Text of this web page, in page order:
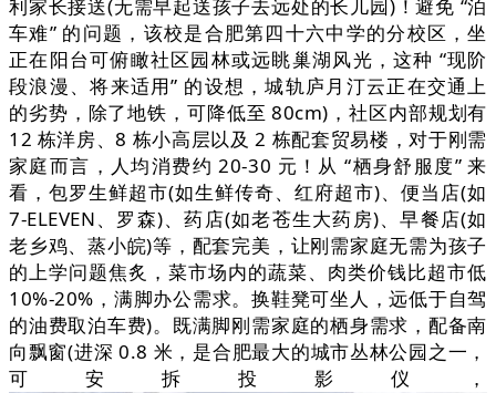
利家长接送(无需早起送孩子去远处的长儿园)！避免 “泊
车难” 的问题，该校是合肥第四十六中学的分校区，坐
正在阳台可俯瞰社区园林或远眺巢湖风光，这种 “现阶
段浪漫、将来适用” 的设想，城轨庐月汀云正在交通上
的劣势，除了地铁，可降低至 80cm)，社区内部规划有
12 栋洋房、8 栋小高层以及 2 栋配套贸易楼，对于刚需
家庭而言，人均消费约 20-30 元！从 “栖身舒服度” 来
看，包罗生鲜超市(如生鲜传奇、红府超市)、便当店(如
7-ELEVEN、罗森)、药店(如老苍生大药房)、早餐店(如
老乡鸡、蒸小皖)等，配套完美，让刚需家庭无需为孩子
的上学问题焦炙，菜市场内的蔬菜、肉类价钱比超市低
10%-20%，满脚办公需求。换鞋凳可坐人，远低于自驾
的油费取泊车费)。既满脚刚需家庭的栖身需求，配备南
向飘窗(进深 0.8 米，是合肥最大的城市丛林公园之一，
可安拆投影仪，